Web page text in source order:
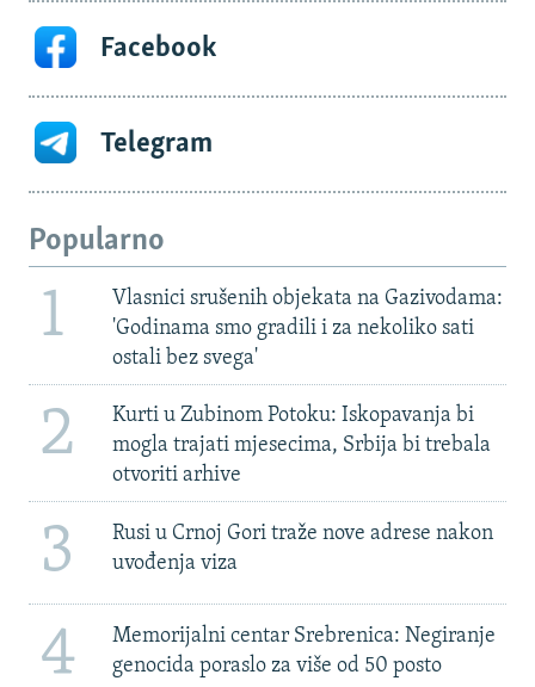
Facebook
Telegram
Popularno
1
Vlasnici srušenih objekata na Gazivodama:
'Godinama smo gradili i za nekoliko sati
ostali bez svega'
2
Kurti u Zubinom Potoku: Iskopavanja bi
mogla trajati mjesecima, Srbija bi trebala
otvoriti arhive
3
Rusi u Crnoj Gori traže nove adrese nakon
uvođenja viza
4
Memorijalni centar Srebrenica: Negiranje
genocida poraslo za više od 50 posto